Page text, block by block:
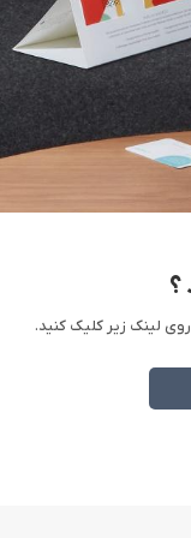
تحویل می‌دهیم.
برای تبلیغات
مخصوصا گلاسه
کاغذ گلاسه با
آماده است تا
خلق کند
در کوتاه‌ ترین
؟
لینک زیر کلیک کنید.